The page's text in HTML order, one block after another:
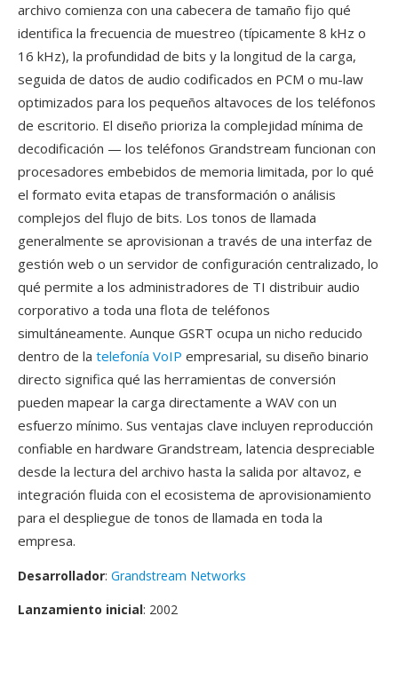
archivo comienza con una cabecera de tamaño fijo qué
identifica la frecuencia de muestreo (típicamente 8 kHz o
16 kHz), la profundidad de bits y la longitud de la carga,
seguida de datos de audio codificados en PCM o mu-law
optimizados para los pequeños altavoces de los teléfonos
de escritorio. El diseño prioriza la complejidad mínima de
decodificación — los teléfonos Grandstream funcionan con
procesadores embebidos de memoria limitada, por lo qué
el formato evita etapas de transformación o análisis
complejos del flujo de bits. Los tonos de llamada
generalmente se aprovisionan a través de una interfaz de
gestión web o un servidor de configuración centralizado, lo
qué permite a los administradores de TI distribuir audio
corporativo a toda una flota de teléfonos
simultáneamente. Aunque GSRT ocupa un nicho reducido
dentro de la telefonía VoIP empresarial, su diseño binario
directo significa qué las herramientas de conversión
pueden mapear la carga directamente a WAV con un
esfuerzo mínimo. Sus ventajas clave incluyen reproducción
confiable en hardware Grandstream, latencia despreciable
desde la lectura del archivo hasta la salida por altavoz, e
integración fluida con el ecosistema de aprovisionamiento
para el despliegue de tonos de llamada en toda la
empresa.
Desarrollador: Grandstream Networks
Lanzamiento inicial: 2002